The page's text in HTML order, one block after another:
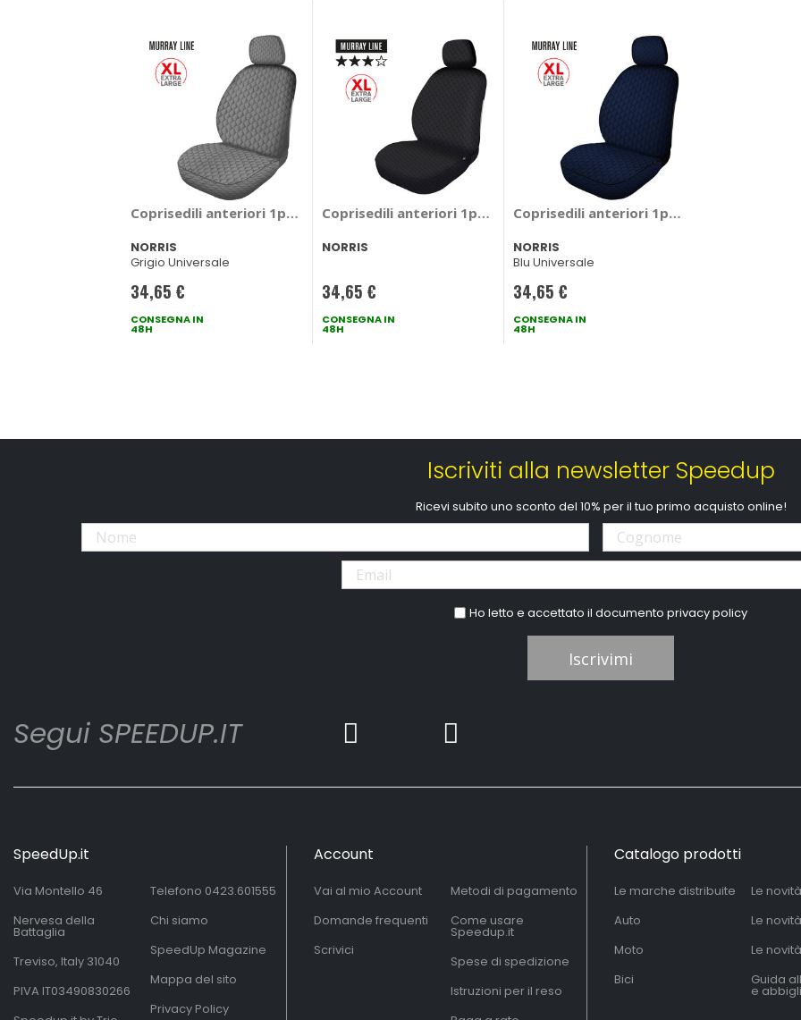
Coprisedili anteriori 1pz Murray XL - NORRIS
NORRIS
Grigio Universale
34,65 €
CONSEGNA IN
48H
Coprisedili anteriori 1pz Everyday - Murray XL - NORRIS
NORRIS
34,65 €
CONSEGNA IN
48H
Coprisedili anteriori 1pz Murray XL -
NORRIS
Blu Universale
34,65 €
CONSEGNA IN
48H
Iscriviti alla newsletter Speedup
Ricevi subito uno sconto del 10% per il tuo primo acquisto online!
Ho letto e accettato il documentoprivacy policy
Iscrivimi
Segui SPEEDUP.IT
SpeedUp.it
Via Montello 46
Nervesa della
Battaglia
Treviso, Italy 31040
PIVA IT03490830266
Telefono 0423.601555
Chi siamo
SpeedUp Magazine
Mappa del sito
Privacy Policy
Account
Vai al mio Account
Domande frequenti
Scrivici
Metodi di pagamento
Come usare
Speedup.it
Spese di spedizione
Istruzioni per il reso
Catalogo prodotti
Le marche distribuite
Auto
Moto
Bici
Le
Le
Le
Guida
e